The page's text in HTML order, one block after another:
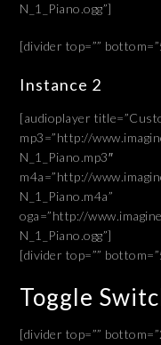
N_1_Piano.ogg”]
[divider top=””
Instance 2
[audioplayer
mp3=”http://
N_1_Piano.mp3″
m4a=”http://
N_1_Piano.m4a”
oga=”http://
N_1_Piano.ogg”]
[divider top=””
Toggle
[divider top=””